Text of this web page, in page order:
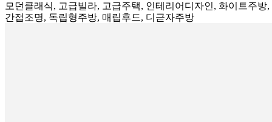
모던클래식, 고급빌라, 고급주택, 인테리어디자인, 화이트주방,
간접조명, 독립형주방, 매립후드, 디귿자주방